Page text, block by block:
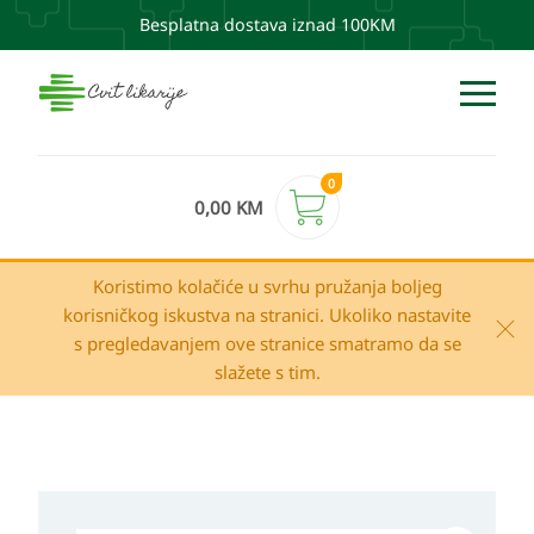
Besplatna dostava iznad 100KM
0,00 KM
0
Koristimo kolačiće u svrhu pružanja boljeg
korisničkog iskustva na stranici. Ukoliko nastavite
s pregledavanjem ove stranice smatramo da se
slažete s tim.